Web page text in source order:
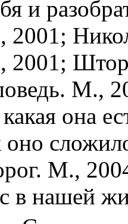
и
2001;
М.,
она
М.,
в нашей